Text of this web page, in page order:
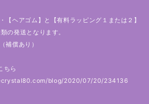
ヘアゴム】と【有料ラッピング１または２】
の発送となります。
補償あり）
ちら
blog/2020/07/20/234136